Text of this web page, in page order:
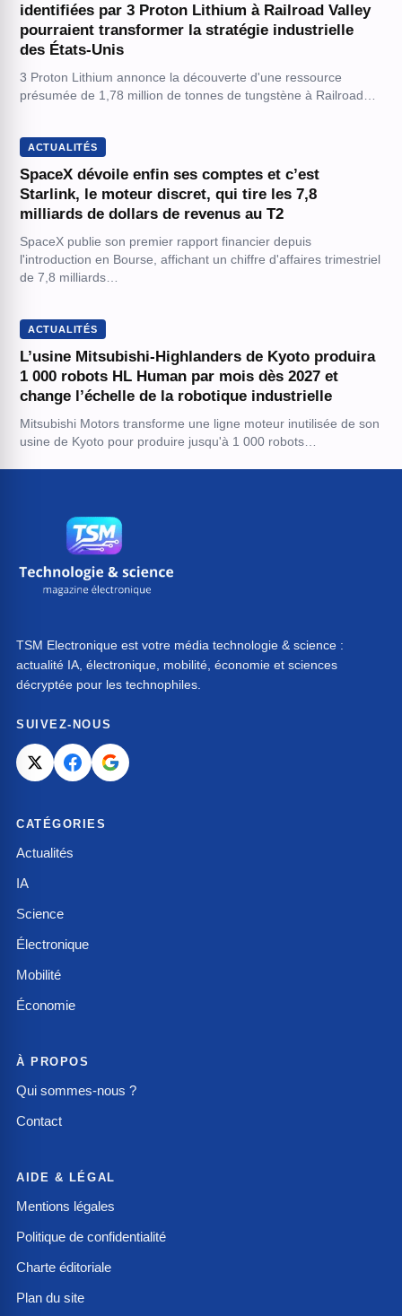
identifiées par 3 Proton Lithium à Railroad Valley
pourraient transformer la stratégie industrielle
des États-Unis
3 Proton Lithium annonce la découverte d'une ressource
présumée de 1,78 million de tonnes de tungstène à Railroad…
ACTUALITÉS
SpaceX dévoile enfin ses comptes et c’est
Starlink, le moteur discret, qui tire les 7,8
milliards de dollars de revenus au T2
SpaceX publie son premier rapport financier depuis
l'introduction en Bourse, affichant un chiffre d'affaires trimestriel
de 7,8 milliards…
ACTUALITÉS
L’usine Mitsubishi-Highlanders de Kyoto produira
1 000 robots HL Human par mois dès 2027 et
change l’échelle de la robotique industrielle
Mitsubishi Motors transforme une ligne moteur inutilisée de son
usine de Kyoto pour produire jusqu'à 1 000 robots…
TSM Electronique est votre média technologie & science :
actualité IA, électronique, mobilité, économie et sciences
décryptée pour les technophiles.
SUIVEZ-NOUS
CATÉGORIES
Actualités
IA
Science
Électronique
Mobilité
Économie
À PROPOS
Qui sommes-nous ?
Contact
AIDE & LÉGAL
Mentions légales
Politique de confidentialité
Charte éditoriale
Plan du site